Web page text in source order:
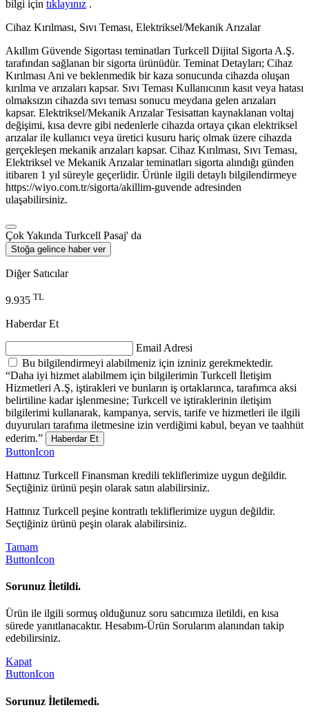
bilgi için tıklayınız .
Cihaz Kırılması, Sıvı Teması, Elektriksel/Mekanik Arızalar
Akıllım Güvende Sigortası teminatları Turkcell Dijital Sigorta A.Ş.
tarafından sağlanan bir sigorta ürünüdür. Teminat Detayları; Cihaz
Kırılması Ani ve beklenmedik bir kaza sonucunda cihazda oluşan
kırılma ve arızaları kapsar. Sıvı Teması Kullanıcının kasıt veya hatası
olmaksızın cihazda sıvı teması sonucu meydana gelen arızaları
kapsar. Elektriksel/Mekanik Arızalar Tesisattan kaynaklanan voltaj
değişimi, kısa devre gibi nedenlerle cihazda ortaya çıkan elektriksel
arızalar ile kullanıcı veya üretici kusuru hariç olmak üzere cihazda
gerçekleşen mekanik arızaları kapsar. Cihaz Kırılması, Sıvı Teması,
Elektriksel ve Mekanik Arızalar teminatları sigorta alındığı günden
itibaren 1 yıl süreyle geçerlidir. Ürünle ilgili detaylı bilgilendirmeye
https://wiyo.com.tr/sigorta/akillim-guvende adresinden
ulaşabilirsiniz.
Çok Yakında Turkcell Pasaj' da
Stoğa gelince haber ver
Diğer Satıcılar
9.935 TL
Haberdar Et
Email Adresi
Bu bilgilendirmeyi alabilmeniz için izniniz gerekmektedir.
“Daha iyi hizmet alabilmem için bilgilerimin Turkcell İletişim
Hizmetleri A.Ş, iştirakleri ve bunların iş ortaklarınca, tarafımca aksi
belirtiline kadar işlenmesine; Turkcell ve iştiraklerinin iletişim
bilgilerimi kullanarak, kampanya, servis, tarife ve hizmetleri ile ilgili
duyuruları tarafıma iletmesine izin verdiğimi kabul, beyan ve taahhüt
ederim.”
Haberdar Et
ButtonIcon
Hattınız Turkcell Finansman kredili tekliflerimize uygun değildir.
Seçtiğiniz ürünü peşin olarak satın alabilirsiniz.
Hattınız Turkcell peşine kontratlı tekliflerimize uygun değildir.
Seçtiğiniz ürünü peşin olarak alabilirsiniz.
Tamam
ButtonIcon
Sorunuz İletildi.
Ürün ile ilgili sormuş olduğunuz soru satıcımıza iletildi, en kısa
sürede yanıtlanacaktır. Hesabım-Ürün Sorularım alanından takip
edebilirsiniz.
Kapat
ButtonIcon
Sorunuz İletilemedi.